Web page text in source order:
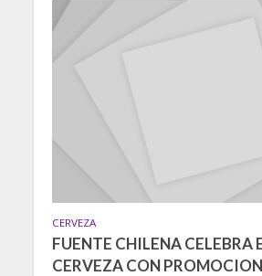
CERVEZA
FUENTE CHILENA CELEBRA
CERVEZA CON